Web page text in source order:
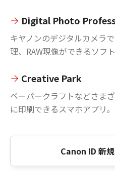
Digital Photo
キヤノンのデジタルカメラ
理、RAW現像ができるソフト
Creative Park
ペーパークラフトなどさま
に印刷できるスマホアプリ。
Canon ID 新